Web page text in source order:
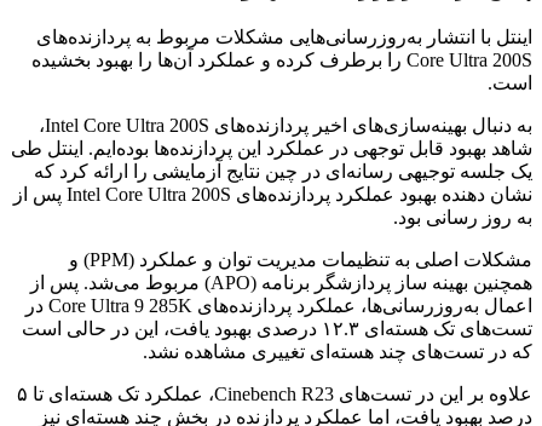
اینتل با انتشار به‌روزرسانی‌هایی مشکلات مربوط به پردازنده‌های
Core Ultra 200S را برطرف کرده و عملکرد آن‌ها را بهبود بخشیده
است.
به دنبال بهینه‌سازی‌های اخیر پردازنده‌های Intel Core Ultra 200S،
شاهد بهبود قابل توجهی در عملکرد این پردازنده‌ها بوده‌ایم. اینتل طی
یک جلسه توجیهی رسانه‌ای در چین نتایج آزمایشی را ارائه کرد که
نشان دهنده بهبود عملکرد پردازنده‌های Intel Core Ultra 200S پس از
به روز رسانی بود.
مشکلات اصلی به تنظیمات مدیریت توان و عملکرد (PPM) و
همچنین بهینه ساز پردازشگر برنامه (APO) مربوط می‌شد. پس از
اعمال به‌روزرسانی‌ها، عملکرد پردازنده‌های Core Ultra 9 285K در
تست‌های تک هسته‌ای ۱۲.۳ درصدی بهبود یافت، این در حالی است
که در تست‌های چند هسته‌ای تغییری مشاهده نشد.
علاوه بر این در تست‌های Cinebench R23، عملکرد تک هسته‌ای تا ۵
درصد بهبود یافت، اما عملکرد پردازنده در بخش چند هسته‌ای نیز